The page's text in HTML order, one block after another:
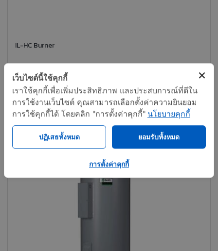
IL-HC Burner
ติดต่อทันที แชร์
เว็บไซต์นี้ใช้คุกกี้
เราใช้คุกกี้เพื่อเพิ่มประสิทธิภาพ และประสบการณ์ที่ดีใน
การใช้งานเว็บไซต์ คุณสามารถเลือกตั้งค่าความยินยอม
การใช้คุกกี้ได้ โดยคลิก "การตั้งค่าคุกกี้" นโยบายคุกกี้
ปฏิเสธทั้งหมด ยอมรับทั้งหมด
การตั้งค่าคุกกี้